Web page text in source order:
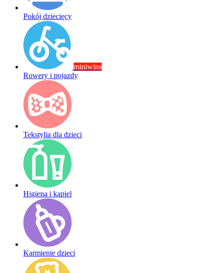
Pokój dziecięcy
miniwins
Rowery i pojazdy
Tekstylia dla dzieci
Higiena i kąpiel
Karmienie dzieci